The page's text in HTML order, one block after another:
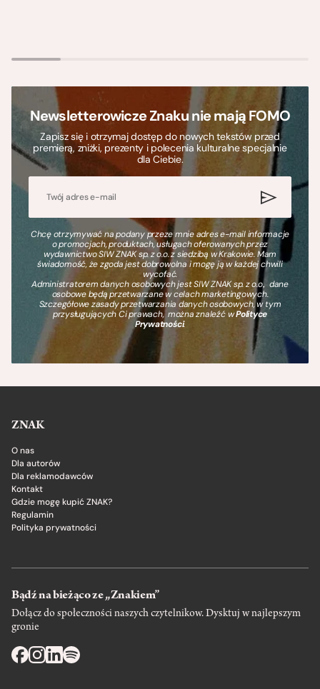
Newsletterowicze Znaku nie mają FOMO
Zapisz się i otrzymaj dostęp do nowych tekstów przed
premierą, zniżki, prezenty i polecenia kulturalne specjalnie
dla Ciebie.
Chcę otrzymywać na podany przeze mnie adres e-mail informacje
o promocjach, produktach, usługach oferowanych przez
wydawnictwo SIW ZNAK sp. z o.o. z siedzibą w Krakowie. Mam
świadomość, że zgoda jest dobrowolna i mogę ją w każdej chwili
wycofać.
Administratorem danych osobowych jest SIW ZNAK sp. z o.o., dane
osobowe będą przetwarzane w celach marketingowych.
Szczegółowe zasady przetwarzania danych osobowych, w tym
przysługujących Ci prawach, można znaleźć wPolityce
Prywatności.
ZNAK
O nas
Dla autorów
Dla reklamodawców
Kontakt
Gdzie mogę kupić ZNAK?
Regulamin
Polityka prywatności
Bądź na bieżąco ze „Znakiem”
Dołącz do społeczności naszych czytelnikow. Dysktuj w najlepszym
gronie